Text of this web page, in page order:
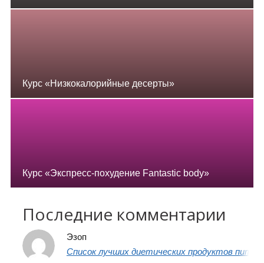
Курс «Низкокалорийные десерты»
Курс «Экспресс-похудение Fantastic body»
Последние комментарии
Эзоп
Список лучших диетических продуктов